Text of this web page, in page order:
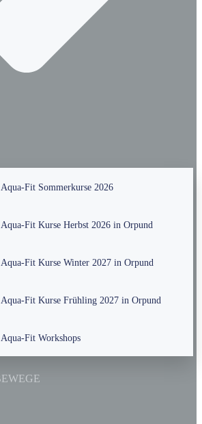
Aqua-Fit Sommerkurse 2026
Aqua-Fit Kurse Herbst 2026 in Orpund
Aqua-Fit Kurse Winter 2027 in Orpund
Aqua-Fit Kurse Frühling 2027 in Orpund
Aqua-Fit Workshops